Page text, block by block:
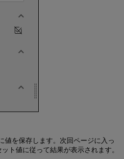
値を保存します。次回ページに入っ
ト値に従って結果が表示されます。